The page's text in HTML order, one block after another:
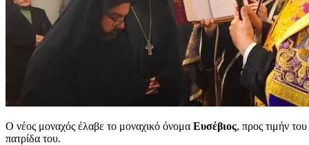
Ο νέος μοναχός έλαβε το μοναχικό όνομα Ευσέβιος, προς τιμήν
πατρίδα του.